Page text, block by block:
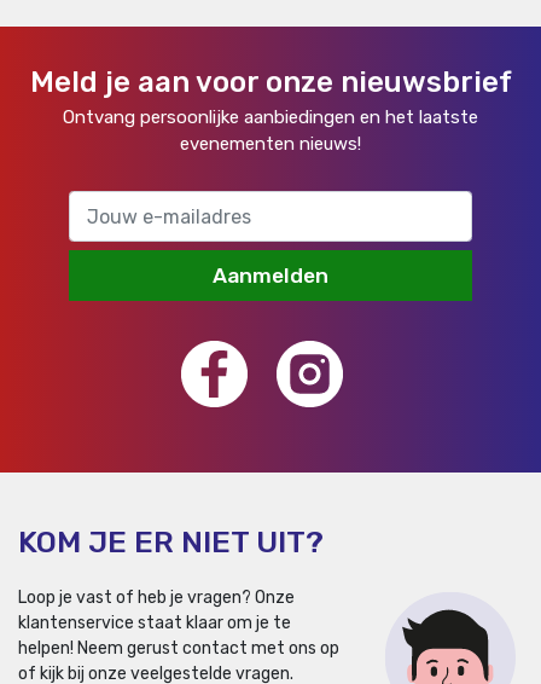
Meld je aan voor onze nieuwsbrief
Ontvang persoonlijke aanbiedingen en het laatste
evenementen nieuws!
Aanmelden
KOM JE ER NIET UIT?
Loop je vast of heb je vragen? Onze
klantenservice staat klaar om je te
helpen! Neem gerust contact met ons op
of kijk bij onze veelgestelde vragen.